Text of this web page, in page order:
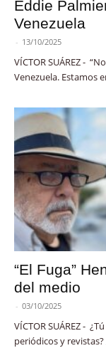
Eddie
Venezuela
- 13/10/2025
VÍCTOR SUÁREZ -
Venezuela. Estamos
“El Fuga”
del medio
- 03/10/2025
VÍCTOR SUÁREZ -
periódicos y